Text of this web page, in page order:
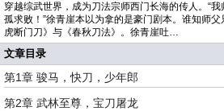
穿越综武世界，成为刀法宗师西门长海的传人。“
孤求败！”徐青崖本以为拿的是豪门剧本。谁知师
虎断门刀》与《春秋刀法》。徐青崖吐…
文章目录
第1章 骏马，快刀，少年郎
第2章 武林至尊，宝刀屠龙